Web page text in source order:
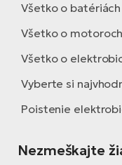
Všetko o batériách
Všetko o motoroch
Všetko o
Vyberte si
Poistenie
Nezmeškajte